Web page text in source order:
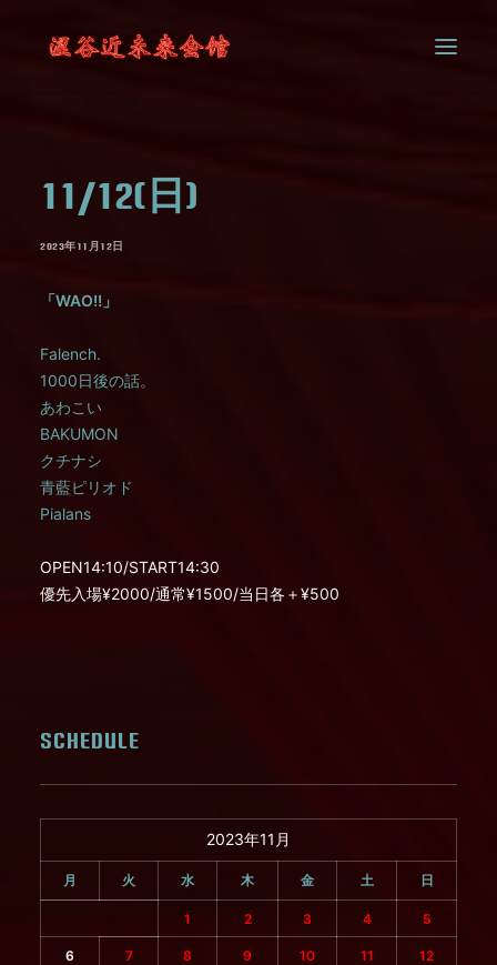
CONTACT11/12(日)
2023年11月12日
「WAO!!」
Falench.
1000日後の話。
あわこい
BAKUMON
クチナシ
青藍ピリオド
Pialans
OPEN14:10/START14:30
優先入場¥2000/通常¥1500/当日各＋¥500
SCHEDULE
2023年11月
月 火 水 木 金 土 日
1 2 3 4 5
6 7 8 9 10 11 12